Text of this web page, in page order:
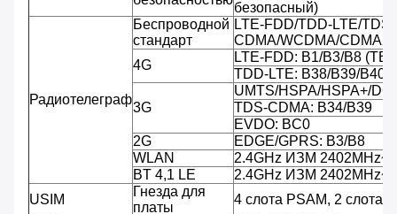
безопасный)
Радиотелеграф
Беспроводной
стандарт
LTE-FDD/TDD-LTE/TDS-
CDMA/WCDMA/
4G
LTE-FDD: B1/B3/B8
TDD-LTE: B38/B39/B40/
3G
UMTS/HSPA/HSPA+/
TDS-CDMA: B34/B39
EVDO: BC0
2G
EDGE/GPRS: B3/B8
WLAN
2.4GHz ИЗМ
BT 4,1 LE
2.4GHz ИЗМ
USIM
Гнезда для
платы
4 слота PSAM, 2 слота